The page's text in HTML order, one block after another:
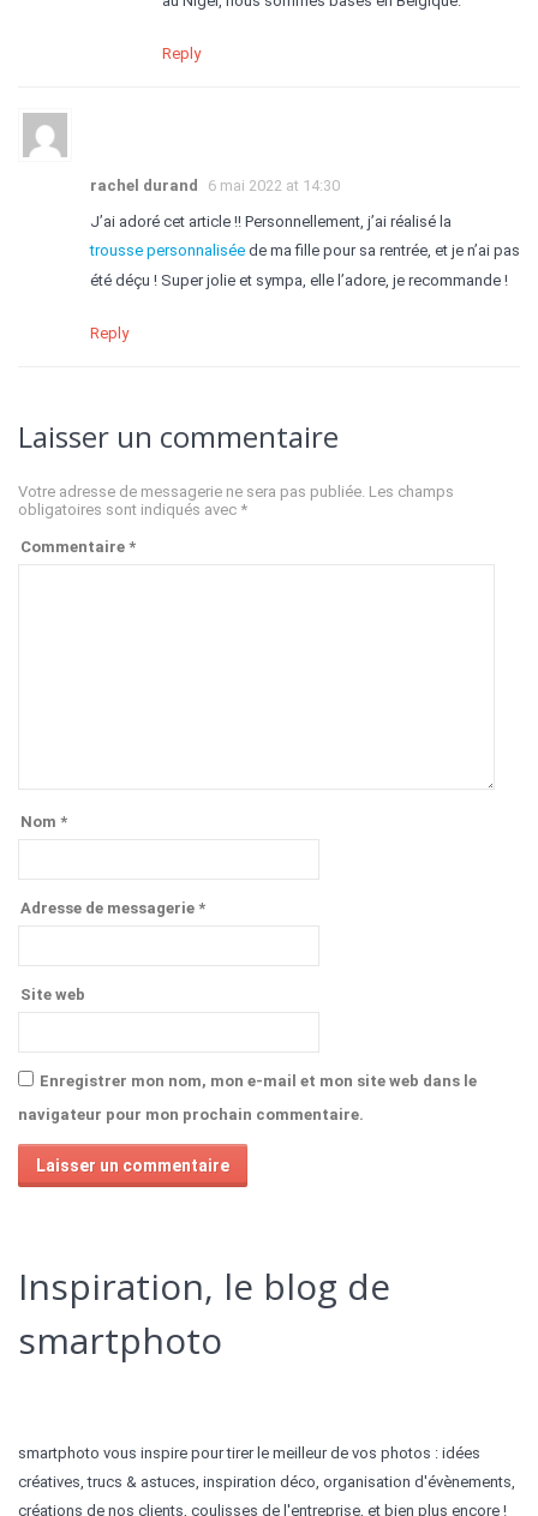
Reply
rachel durand
6 mai 2022 at 14:30
J’ai adoré cet article !! Personnellement, j’ai réalisé la
trousse personnalisée de ma fille pour sa rentrée, et je n’ai pas
été déçu ! Super jolie et sympa, elle l’adore, je recommande !
Reply
Laisser un commentaire
Votre adresse de messagerie ne sera pas publiée. Les champs
obligatoires sont indiqués avec *
Commentaire *
Nom *
Adresse de messagerie *
Site web
Enregistrer mon nom, mon e-mail et mon site web dans le
navigateur pour mon prochain commentaire.
Inspiration, le blog de
smartphoto
smartphoto vous inspire pour tirer le meilleur de vos photos : idées
créatives, trucs & astuces, inspiration déco, organisation d'évènements,
créations de nos clients, coulisses de l'entreprise, et bien plus encore !